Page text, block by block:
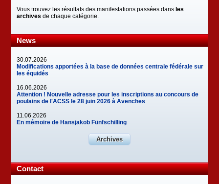
Vous trouvez les résultats des manifestations passées dans les
archives de chaque catégorie.
News
30.07.2026
Modifications apportées à la base de données centrale fédérale sur
les équidés
16.06.2026
Attention ! Nouvelle adresse pour les inscriptions au concours de
poulains de l'ACSS le 28 juin 2026 à Avenches
11.06.2026
En mémoire de Hansjakob Fünfschilling
Archives
Contact